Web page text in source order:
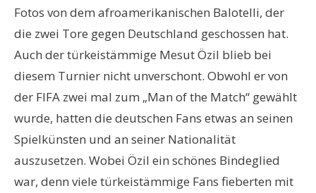
Fotos von dem afroamerikanischen Balotelli, der
die zwei Tore gegen Deutschland geschossen hat.
Auch der türkeistämmige Mesut Özil blieb bei
diesem Turnier nicht unverschont. Obwohl er von
der FIFA zwei mal zum „Man of the Match“ gewählt
wurde, hatten die deutschen Fans etwas an seinen
Spielkünsten und an seiner Nationalität
auszusetzen. Wobei Özil ein schönes Bindeglied
war, denn viele türkeistämmige Fans fieberten mit